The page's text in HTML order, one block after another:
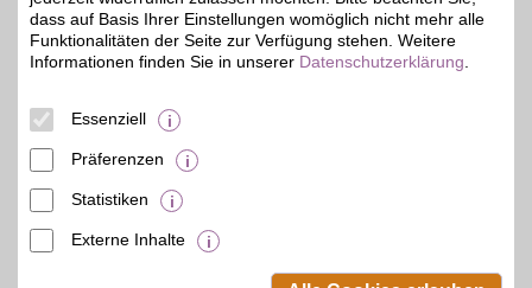
dass auf Basis Ihrer Einstellungen womöglich nicht mehr alle
Funktionalitäten der Seite zur Verfügung stehen. Weitere
Informationen finden Sie in unserer Datenschutzerklärung
Essenziell
Präferenzen
Statistiken
Externe Inhalte